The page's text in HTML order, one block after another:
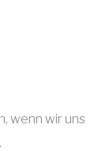
wenn wir uns